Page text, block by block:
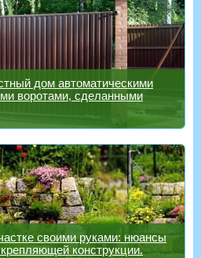
дом автоматическими
воротами, сделанными
своими руками: нюансы
конструкции.